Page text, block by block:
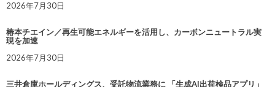
2026年7月30日
椿本チエイン／再生可能エネルギーを活用し、カーボンニュートラル実
現を加速
2026年7月30日
三井倉庫ホールディングス、受託物流業務に 「生成AI出荷検品アプリ」